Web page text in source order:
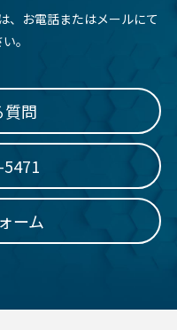
、お電話またはメールにて
。
質問
ーム